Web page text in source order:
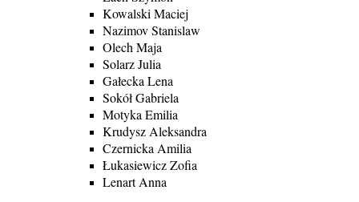
Kowalski Maciej
Nazimov Stanislaw
Olech Maja
Solarz Julia
Gałecka Lena
Sokół Gabriela
Motyka Emilia
Krudysz Aleksandra
Czernicka Amilia
Łukasiewicz Zofia
Lenart Anna